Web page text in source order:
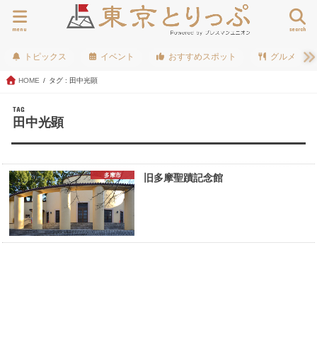
search
menu
トピックス イベント おすすめスポット グルメ
HOME タグ : 田中光顕
TAG
田中光顕
多摩市 旧多摩聖蹟記念館